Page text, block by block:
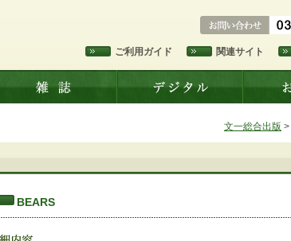
関連サイト
ご利用ガイド
文一総合出版 >
BEARS